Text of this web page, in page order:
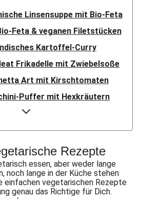
Linsensuppe mit Bio-Feta
Feta & veganen Filetstücken
Kartoffel-Curry
Frikadelle mit Zwiebelsoße
Art mit Kirschtomaten
Puffer mit Hexkräutern
mit Ziegenkäse & Birne
mit Bio-Feta & Birne
Mumbai Pav Bhaji
Kartoffel-Curry
Puffer mit Hexkräutern
Linsen Dal Bhat
Rezepte
essen, aber weder lange
noch lange in der Küche stehen
einfachen vegetarischen Rezepte
genau das Richtige für Dich.